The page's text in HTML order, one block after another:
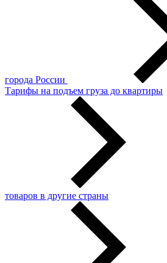
города России
Тарифы на подъем груза до квартиры
товаров в другие страны